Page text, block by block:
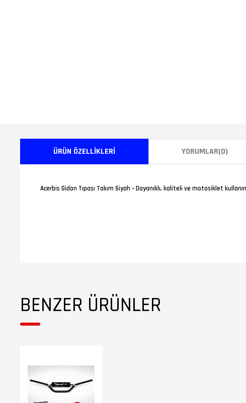
ÜRÜN ÖZELLIKLERI YORUMLAR(0)
Acerbis Gidon Tıpası Takım Siyah – Dayanıklı, kaliteli ve motosiklet
BENZER ÜRÜNLER